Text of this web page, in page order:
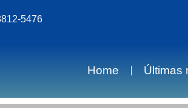
5476
Home Últimas